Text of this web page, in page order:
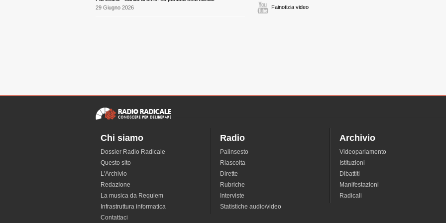
29 Giugno 2026
Fainotizia video
Chi siamo
Dossier Radio Radicale
Questo sito
L'Archivio
Redazione
La musica da Requiem
Infrastruttura informatica
Contattaci
Radio
Palinsesto
Riascolta
Dirette
Rubriche
Interviste
Statistiche audio/video
Archivio
Videoparlamento
Istituzioni
Dibattiti
Manifestazioni
Radicali